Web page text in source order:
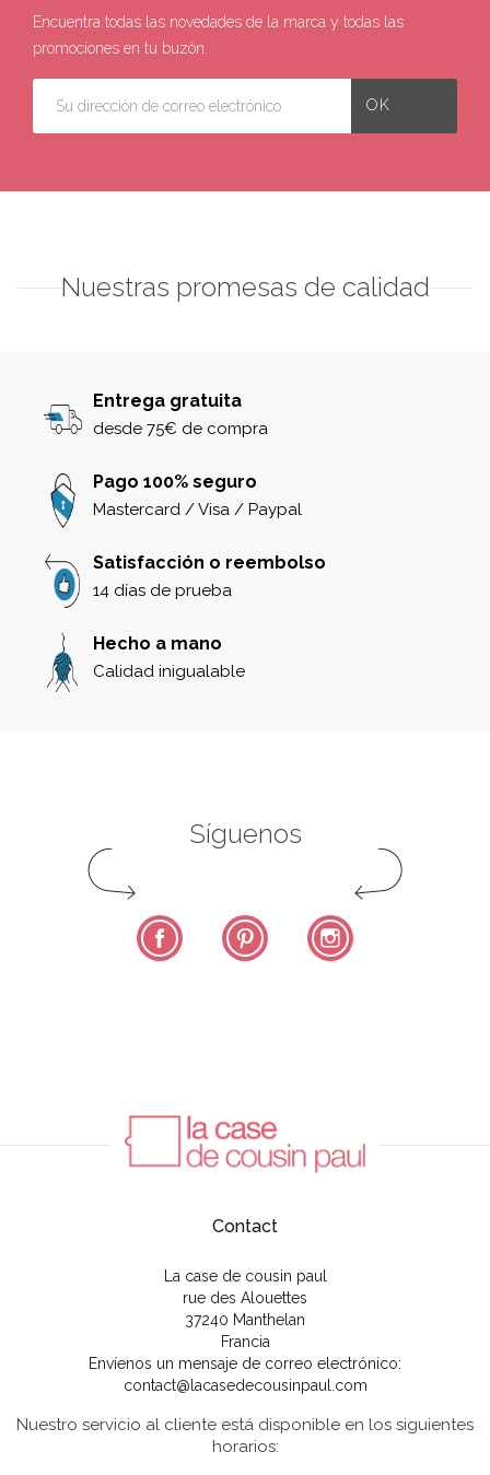
Encuentra todas las novedades de la marca y todas las
promociones en tu buzón.
Nuestras promesas de calidad
Entrega gratuita
desde 75€ de compra
Pago 100% seguro
Mastercard / Visa / Paypal
Satisfacción o reembolso
14 días de prueba
Hecho a mano
Calidad inigualable
Síguenos
Facebook Pinterest
Contact
La case de cousin paul
rue des Alouettes
37240 Manthelan
Francia
Envíenos un mensaje de correo electrónico:
contact@lacasedecousinpaul.com
Nuestro servicio al cliente está disponible en los siguientes
horarios: